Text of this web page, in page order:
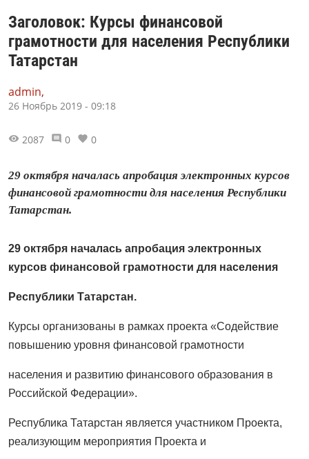
Заголовок: Курсы финансовой
грамотности для населения Республики
Татарстан
admin,
26 Ноябрь 2019 - 09:18
2087 0 0
29 октября началась апробация электронных курсов
финансовой грамотности для населения Республики
Татарстан.
29 октября началась апробация электронных
курсов финансовой грамотности для населения
Республики Татарстан.
Курсы организованы в рамках проекта «Содействие
повышению уровня финансовой грамотности
населения и развитию финансового образования в
Российской Федерации».
Республика Татарстан является участником Проекта,
реализующим мероприятия Проекта и